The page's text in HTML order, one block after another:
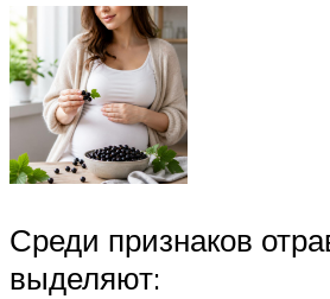
Среди признаков
выделяют: